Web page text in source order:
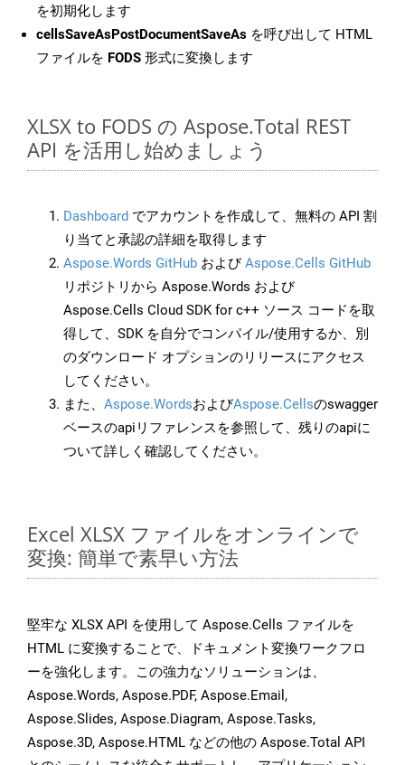
を初期化します
cellsSaveAsPostDocumentSaveAs を呼び出して HTML
ファイルを FODS 形式に変換します
XLSX to FODS の Aspose.Total REST
API を活用し始めましょう
Dashboard でアカウントを作成して、無料の API 割
り当てと承認の詳細を取得します
Aspose.Words GitHub およびAspose.Cells GitHub
リポジトリから Aspose.Words および
Aspose.Cells Cloud SDK for c++ ソース コードを取
得して、SDK を自分でコンパイル/使用するか、別
のダウンロード オプションのリリースにアクセス
してください。
また、 Aspose.WordsおよびAspose.Cellsのswagger
ベースのapiリファレンスを参照して、残りのapiに
ついて詳しく確認してください。
Excel XLSX ファイルをオンラインで
変換: 簡単で素早い方法
堅牢な XLSX API を使用して Aspose.Cells ファイルを
HTML に変換することで、ドキュメント変換ワークフロ
ーを強化します。この強力なソリューションは、
Aspose.Words, Aspose.PDF, Aspose.Email,
Aspose.Slides, Aspose.Diagram, Aspose.Tasks,
Aspose.3D, Aspose.HTML などの他の Aspose.Total API